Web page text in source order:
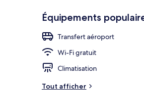
Équipements
Transfert aéroport
Wi-Fi gratuit
Climatisation
Tout afficher